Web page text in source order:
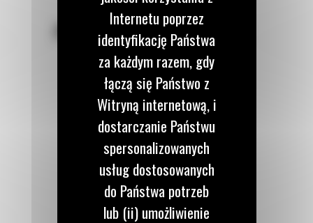
POZOSTAŃMY W KONTAKCIE
Zadzwoń do nas
122 100 122
Napisz do nas
WYŚLIJ WIADOMOŚĆ
Internetu poprzez
identyfikację Państwa
za każdym razem, gdy
łączą się Państwo z
Witryną internetową, i
dostarczanie Państwu
spersonalizowanych
usług dostosowanych
do Państwa potrzeb
lub (ii) umożliwienie